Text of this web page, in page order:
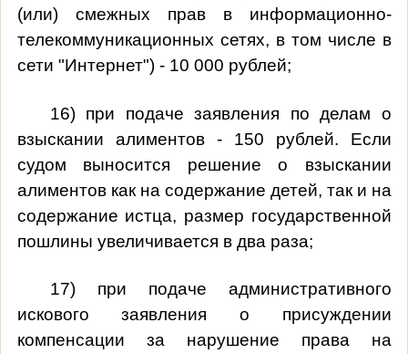
(или) смежных прав в информационно-
телекоммуникационных сетях, в том числе в
сети "Интернет") - 10 000 рублей;
16) при подаче заявления по делам о
взыскании алиментов - 150 рублей. Если
судом выносится решение о взыскании
алиментов как на содержание детей, так и на
содержание истца, размер государственной
пошлины увеличивается в два раза;
17) при подаче административного
искового заявления о присуждении
компенсации за нарушение права на